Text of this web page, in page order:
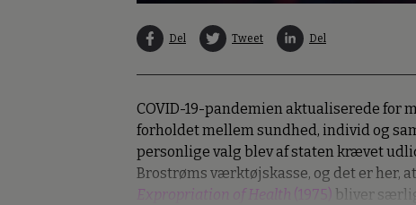
Del Tweet Del
COVID-19-pandemien aktualiserede for
forholdet mellem sundhed, individ og
personlige valg blev af staten krævet
Brostrøms værktøjskasse, og det er her,
Expropriation of Health (1975) bliver